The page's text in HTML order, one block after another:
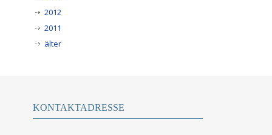
2012
2011
älter
KONTAKTADRESSE